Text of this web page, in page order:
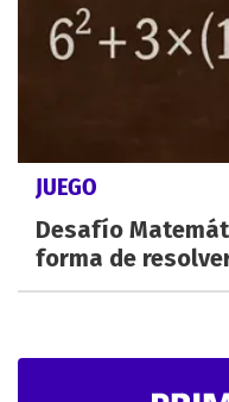
JUEGO
Desafío
forma de